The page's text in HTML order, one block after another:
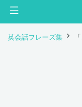
英会話フレーズ集